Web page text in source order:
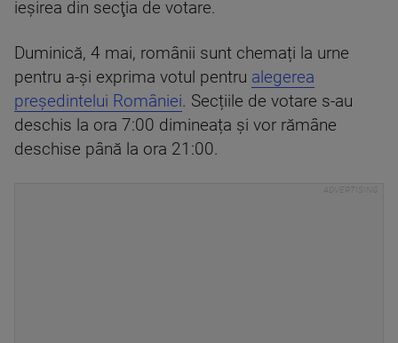
ieşirea din secţia de votare.
Duminică, 4 mai, românii sunt chemați la urne
pentru a-și exprima votul pentru alegerea
președintelui României. Secțiile de votare s-au
deschis la ora 7:00 dimineața și vor rămâne
deschise până la ora 21:00.